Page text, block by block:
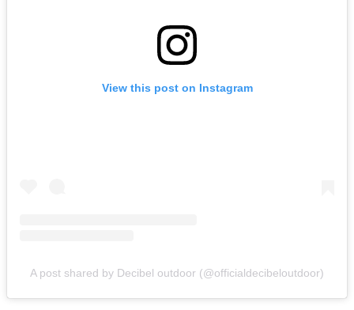
View this post on Instagram
A post shared by Decibel outdoor (@officialdecibeloutdoor)